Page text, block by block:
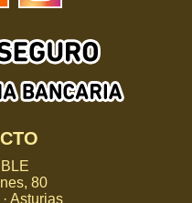
80
Asturias